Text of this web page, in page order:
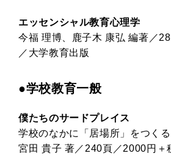
エッセンシャル教育心理学
今福 理博、鹿子木 康弘 編著／
／大学教育出版
●学校教育一般
僕たちのサードプレイス
学校のなかに「居場所」をつくる
宮田 貴子 著／240頁／2000円＋